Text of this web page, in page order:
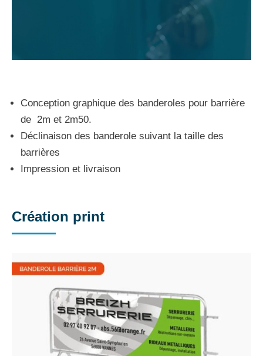
Conception graphique des banderoles pour barrière
de 2m et 2m50.
Déclinaison des banderole suivant la taille des
barrières
Impression et livraison
Création print